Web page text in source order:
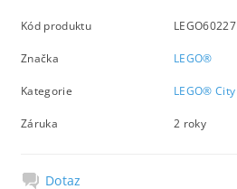
Kód produktu LEGO60227
Značka LEGO®
Kategorie LEGO® City
Záruka 2 roky
Dotaz